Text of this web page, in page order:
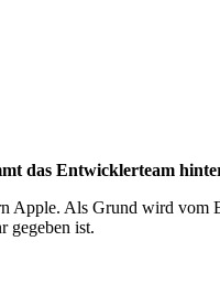
das Entwicklerteam
Apple. Als Grund wird vom
gegeben ist.